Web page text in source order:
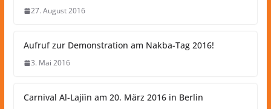
27. August 2016
Aufruf zur Demonstration am Nakba-Tag 2016!
3. Mai 2016
Carnival Al-Lajiìn am 20. März 2016 in Berlin